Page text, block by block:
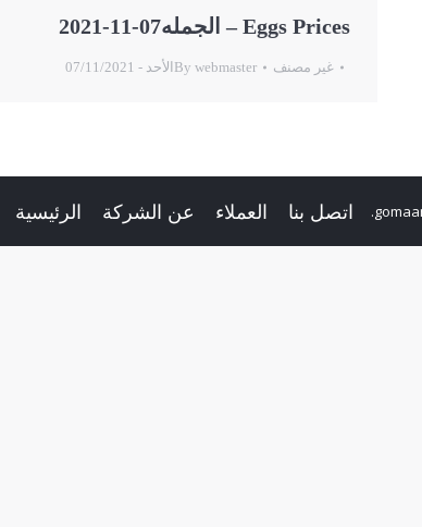
Eggs Prices – الجمله07-11-2021
غير مصنف By webmaster الأحد - 07/11/2021
اتصل بنا العملاء عن الشركة الرئيسية